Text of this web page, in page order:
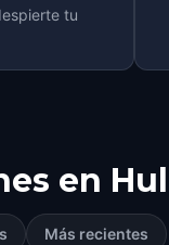
tu
en
Más recientes